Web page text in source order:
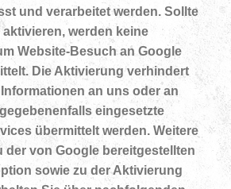
und verarbeitet werden. Sollte
werden keine
Website-Besuch an Google
Die Aktivierung verhindert
an uns oder an
eingesetzte
übermittelt werden. Weitere
der von Google bereitgestellten
sowie zu der Aktivierung